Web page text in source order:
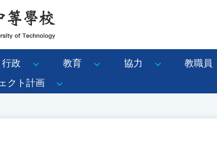
行政 教育 協力 教職員
クト計画